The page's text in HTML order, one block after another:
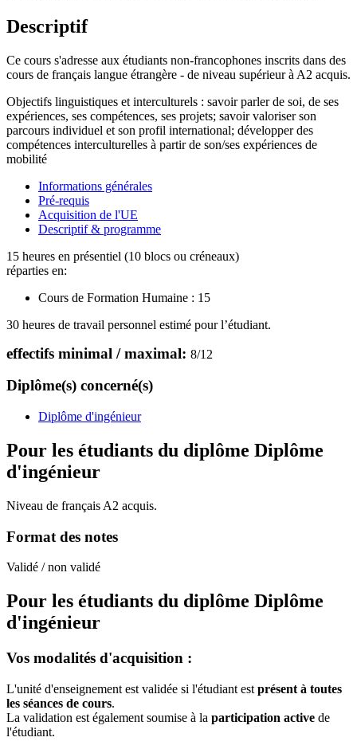
Descriptif
Ce cours s'adresse aux étudiants non-francophones inscrits dans des
cours de français langue étrangère - de niveau supérieur à A2 acquis.
Objectifs linguistiques et interculturels : savoir parler de soi, de ses
expériences, ses compétences, ses projets; savoir valoriser son
parcours individuel et son profil international; développer des
compétences interculturelles à partir de son/ses expériences de
mobilité
Informations générales
Pré-requis
Acquisition de l'UE
Descriptif & programme
15 heures en présentiel (10 blocs ou créneaux)
réparties en:
Cours de Formation Humaine : 15
30 heures de travail personnel estimé pour l’étudiant.
effectifs minimal / maximal: 8/12
Diplôme(s) concerné(s)
Diplôme d'ingénieur
Pour les étudiants du diplôme Diplôme
d'ingénieur
Niveau de français A2 acquis.
Format des notes
Validé / non validé
Pour les étudiants du diplôme Diplôme
d'ingénieur
Vos modalités d'acquisition :
L'unité d'enseignement est validée si l'étudiant est présent à toutes
les séances de cours.
La validation est également soumise à la participation active de
l'étudiant.